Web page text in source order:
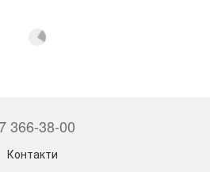
366-38-00
Контакти